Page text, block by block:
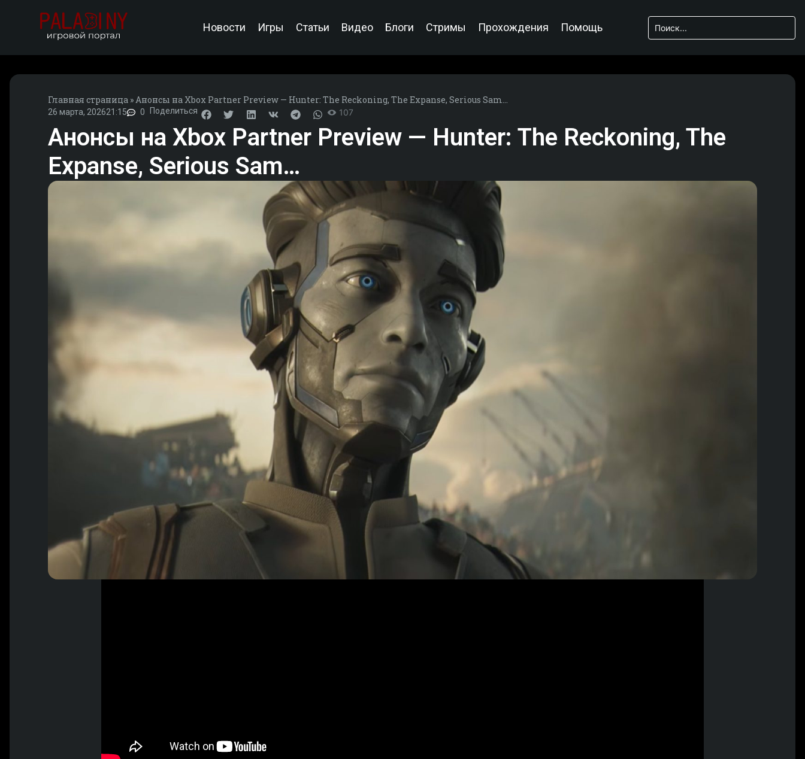
Новости Игры Статьи Видео Блоги Стримы Прохождения Помощь
Главная страница »Анонсы на Xbox Partner Preview — Hunter: The Reckoning, The Expanse, Serious Sam…
26 марта, 202621:15 0 Поделиться 107
Анонсы на Xbox Partner Preview — Hunter: The Reckoning, The
Expanse, Serious Sam…